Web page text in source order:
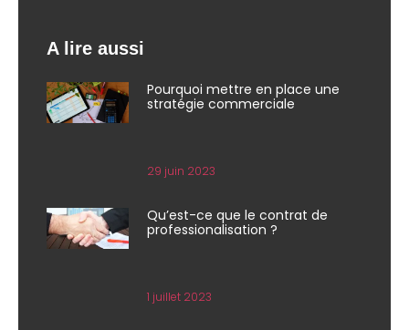
A lire aussi
Pourquoi mettre en place une
stratégie commerciale
29 juin 2023
Qu’est-ce que le contrat de
professionalisation ?
1 juillet 2023